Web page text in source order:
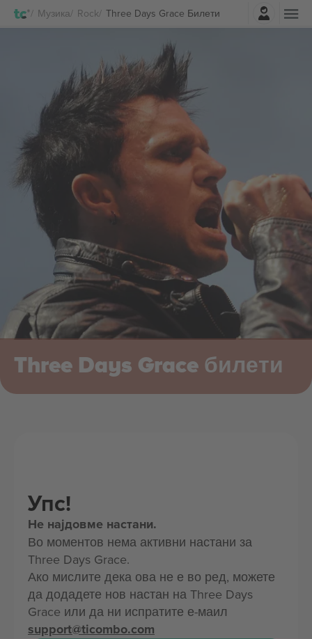
Музика Rock Three Days Grace Билети
Најави се
Three Days Grace билети
Упс!
Не најдовме настани.
Во моментов нема активни настани за
Three Days Grace.
Ако мислите дека ова не е во ред, можете
да додадете нов настан на Three Days
Grace или да ни испратите е-маил
support@ticombo.com